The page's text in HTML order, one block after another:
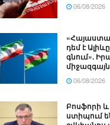
06/08/2026
դեմ է
գնում».
06/08/2026
Բոսֆորի և
ստիպում